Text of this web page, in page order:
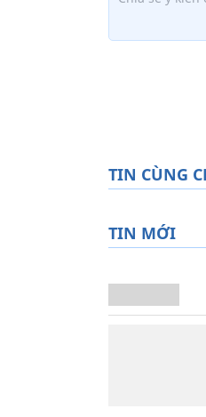
TIN CÙNG
TIN MỚI